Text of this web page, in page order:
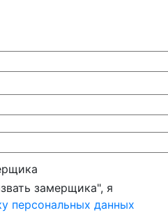
замерщика", я
персональных данных